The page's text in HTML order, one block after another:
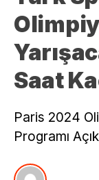
Saat
Paris 2024
Programı